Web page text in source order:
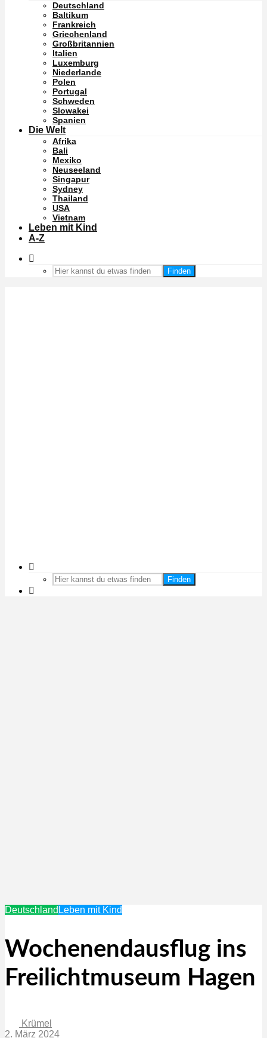
Deutschland
Baltikum
Frankreich
Griechenland
Großbritannien
Italien
Luxemburg
Niederlande
Polen
Portugal
Schweden
Slowakei
Spanien
Die Welt
Afrika
Bali
Mexiko
Neuseeland
Singapur
Sydney
Thailand
USA
Vietnam
Leben mit Kind
A-Z
Finden
Finden
Deutschland Leben mit Kind
Wochenendausflug ins
Freilichtmuseum Hagen
Krümel
2. März 2024